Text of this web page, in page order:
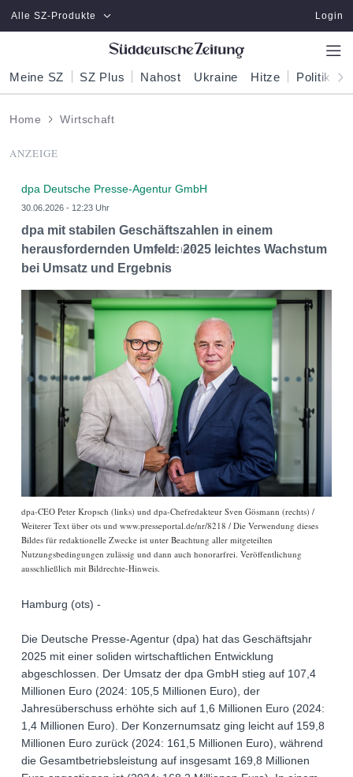
Zum Hauptinhalt springen
Alle SZ-Produkte Login
Meine SZ SZ Plus Nahost Ukraine Hitze Politik
Home Wirtschaft
ANZEIGE
dpa Deutsche Presse-Agentur GmbH
30.06.2026 - 12:23 Uhr
dpa mit stabilen Geschäftszahlen in einem
herausfordernden Umfeld: 2025 leichtes Wachstum
bei Umsatz und Ergebnis
dpa-CEO Peter Kropsch (links) und dpa-Chefredakteur Sven Gösmann (rechts) /
Weiterer Text über ots und www.presseportal.de/nr/8218 / Die Verwendung dieses
Bildes für redaktionelle Zwecke ist unter Beachtung aller mitgeteilten
Nutzungsbedingungen zulässig und dann auch honorarfrei. Veröffentlichung
ausschließlich mit Bildrechte-Hinweis.
Hamburg (ots) -
Die Deutsche Presse-Agentur (dpa) hat das Geschäftsjahr
2025 mit einer soliden wirtschaftlichen Entwicklung
abgeschlossen. Der Umsatz der dpa GmbH stieg auf 107,4
Millionen Euro (2024: 105,5 Millionen Euro), der
Jahresüberschuss erhöhte sich auf 1,6 Millionen Euro (2024:
1,4 Millionen Euro). Der Konzernumsatz ging leicht auf 159,8
Millionen Euro zurück (2024: 161,5 Millionen Euro), während
die Gesamtbetriebsleistung auf insgesamt 169,8 Millionen